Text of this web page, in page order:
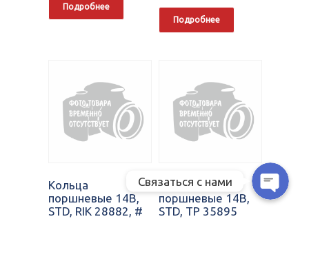
Подробнее
Подробнее
Кольца
поршневые 14B,
STD, RIK 28882, #
Кольца
поршневые 14B,
STD, TP 35895
MAX
Связаться с нами